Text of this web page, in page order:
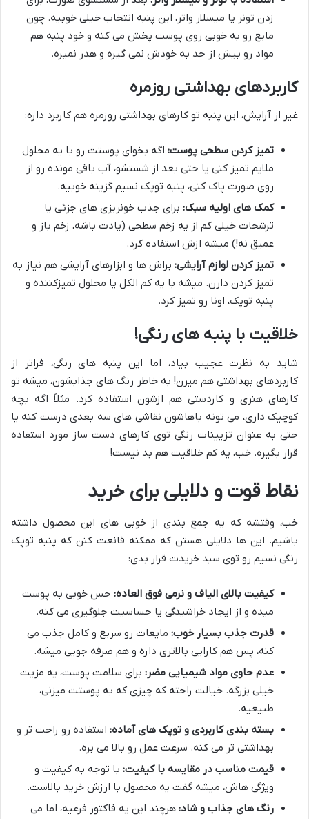
زدن تونر یا میسلار واتر، این پنبه انتخاب خیلی خوبیه. چون
مایع رو به خوبی روی پوست پخش می کنه و خود پنبه هم
مواد رو بیش از حد به خودش نمی گیره و هدر نمیره.
کاربردهای بهداشتی روزمره
غیر از آرایش، این پنبه تو کارهای بهداشتی روزمره هم کاربرد داره:
تمیز کردن سطحی پوست: اگه بخوای پوستت رو با یه محلول
ملایم تمیز کنی یا حتی بعد از شستشو، آب باقی مونده رو از
روی صورت پاک کنی، پنبه توپک نسیم گزینه خوبیه.
کمک های اولیه سبک: برای جذب خونریزی های جزئی یا
ترشحات خیلی کم از یه زخم سطحی (یادت باشه، زخم باز و
عمیق نه!) میشه ازش استفاده کرد.
تمیز کردن لوازم آرایشی: براش ها و ابزارهای آرایشی هم نیاز به
تمیز کردن دارن. میشه با یه کم الکل یا محلول تمیزکننده و
پنبه توپک، اونا رو تمیز کرد.
خلاقیت با پنبه های رنگی!
شاید به نظرت عجیب بیاد، اما این پنبه های رنگی، فراتر از
کاربردهای بهداشتی هم میرن! به خاطر رنگ های جذابشون، میشه تو
کارهای هنری و کاردستی هم ازشون استفاده کرد. مثلاً اگه بچه
کوچیک داری، می تونه باهاشون نقاشی های سه بعدی درست کنه یا
حتی به عنوان تزیینات رنگی توی کارهای دست ساز مورد استفاده
قرار بگیره. خب، یه کم خلاقیت هم بد نیست!
نقاط قوت و دلایلی برای خرید
خب، وقتشه که یه جمع بندی از خوبی های این محصول داشته
باشیم. این ها دلایلی هستن که ممکنه قانعت کنن که پنبه توپک
رنگی نسیم رو توی سبد خریدت قرار بدی:
کیفیت بالای الیاف و نرمی فوق العاده: حس خوبی به پوست
میده و از ایجاد خراشیدگی یا حساسیت جلوگیری می کنه.
قدرت جذب بسیار خوب: مایعات رو سریع و کامل جذب می
کنه، پس هم کارایی بالاتری داره و هم صرفه جویی میشه.
عدم حاوی مواد شیمیایی مضر: برای سلامت پوست، یه مزیت
خیلی بزرگه. خیالت راحته که چیزی که به پوستت میزنی،
طبیعیه.
بسته بندی کاربردی و توپک های آماده: استفاده رو راحت تر و
بهداشتی تر می کنه. سرعت عمل رو بالا می بره.
قیمت مناسب در مقایسه با کیفیت: با توجه به کیفیت و
ویژگی هاش، میشه گفت یه محصول با ارزش خرید بالاست.
رنگ های جذاب و شاد: هرچند این یه فاکتور فرعیه، اما می